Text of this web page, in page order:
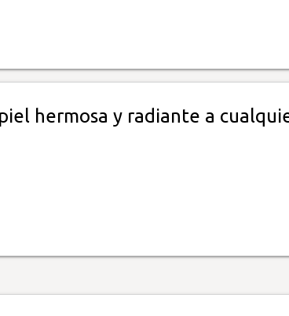
hermosa y radiante a